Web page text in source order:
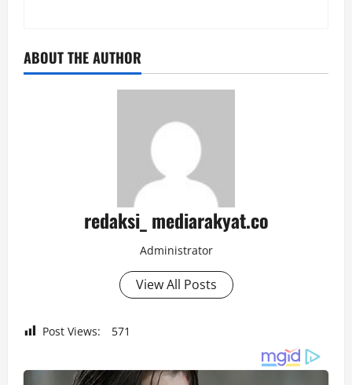
ABOUT THE AUTHOR
redaksi_ mediarakyat.co
Administrator
View All Posts
Post Views: 571